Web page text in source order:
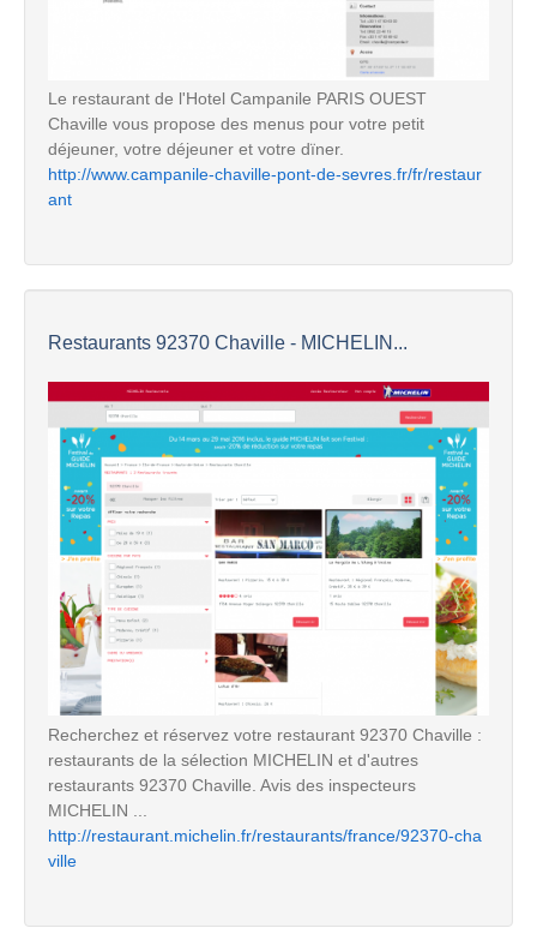
Le restaurant de l'Hotel Campanile PARIS OUEST
Chaville vous propose des menus pour votre petit
déjeuner, votre déjeuner et votre dïner.
http://www.campanile-chaville-pont-de-sevres.fr/fr/restaur
ant
Restaurants 92370 Chaville - MICHELIN...
Recherchez et réservez votre restaurant 92370 Chaville :
restaurants de la sélection MICHELIN et d'autres
restaurants 92370 Chaville. Avis des inspecteurs
MICHELIN ...
http://restaurant.michelin.fr/restaurants/france/92370-cha
ville